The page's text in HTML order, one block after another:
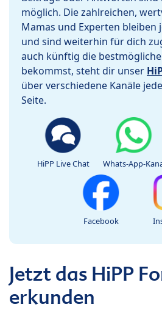
möglich. Die zahlreichen,
Mamas und Experten bleiben
und sind weiterhin für dich
auch künftig die
bekommst, steht dir unser
über verschiedene Kanäle
Seite.
HiPP Live Chat Whats-App-
Facebook
Jetzt das HiPP
erkunden